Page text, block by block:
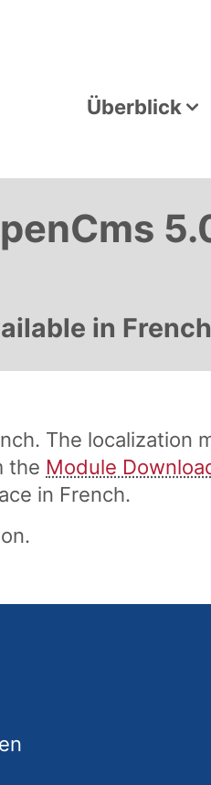
Überblick
in
The localization
the Module
in French.